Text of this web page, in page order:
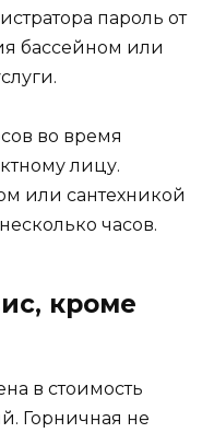
пароль от
бассейном или
во время
лицу.
или сантехникой
часов.
кроме
в стоимость
Горничная не